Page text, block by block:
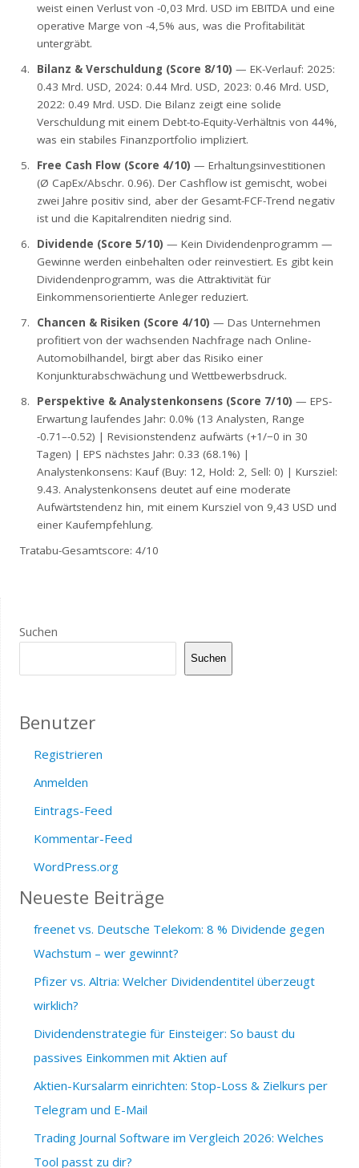
weist einen Verlust von -0,03 Mrd. USD im EBITDA und eine
operative Marge von -4,5% aus, was die Profitabilität
untergräbt.
Bilanz & Verschuldung (Score 8/10) — EK-Verlauf: 2025:
0.43 Mrd. USD, 2024: 0.44 Mrd. USD, 2023: 0.46 Mrd. USD,
2022: 0.49 Mrd. USD. Die Bilanz zeigt eine solide
Verschuldung mit einem Debt-to-Equity-Verhältnis von 44%,
was ein stabiles Finanzportfolio impliziert.
Free Cash Flow (Score 4/10) — Erhaltungsinvestitionen
(Ø CapEx/Abschr. 0.96). Der Cashflow ist gemischt, wobei
zwei Jahre positiv sind, aber der Gesamt-FCF-Trend negativ
ist und die Kapitalrenditen niedrig sind.
Dividende (Score 5/10) — Kein Dividendenprogramm —
Gewinne werden einbehalten oder reinvestiert. Es gibt kein
Dividendenprogramm, was die Attraktivität für
Einkommensorientierte Anleger reduziert.
Chancen & Risiken (Score 4/10) — Das Unternehmen
profitiert von der wachsenden Nachfrage nach Online-
Automobilhandel, birgt aber das Risiko einer
Konjunkturabschwächung und Wettbewerbsdruck.
Perspektive & Analystenkonsens (Score 7/10) — EPS-
Erwartung laufendes Jahr: 0.0% (13 Analysten, Range
-0.71–-0.52) | Revisionstendenz aufwärts (+1/−0 in 30
Tagen) | EPS nächstes Jahr: 0.33 (68.1%) |
Analystenkonsens: Kauf (Buy: 12, Hold: 2, Sell: 0) | Kursziel:
9.43. Analystenkonsens deutet auf eine moderate
Aufwärtstendenz hin, mit einem Kursziel von 9,43 USD und
einer Kaufempfehlung.
Tratabu-Gesamtscore: 4/10
Suchen
Suchen
Benutzer
Registrieren
Anmelden
Eintrags-Feed
Kommentar-Feed
WordPress.org
Neueste Beiträge
freenet vs. Deutsche Telekom: 8 % Dividende gegen
Wachstum – wer gewinnt?
Pfizer vs. Altria: Welcher Dividendentitel überzeugt
wirklich?
Dividendenstrategie für Einsteiger: So baust du
passives Einkommen mit Aktien auf
Aktien-Kursalarm einrichten: Stop-Loss & Zielkurs per
Telegram und E-Mail
Trading Journal Software im Vergleich 2026: Welches
Tool passt zu dir?